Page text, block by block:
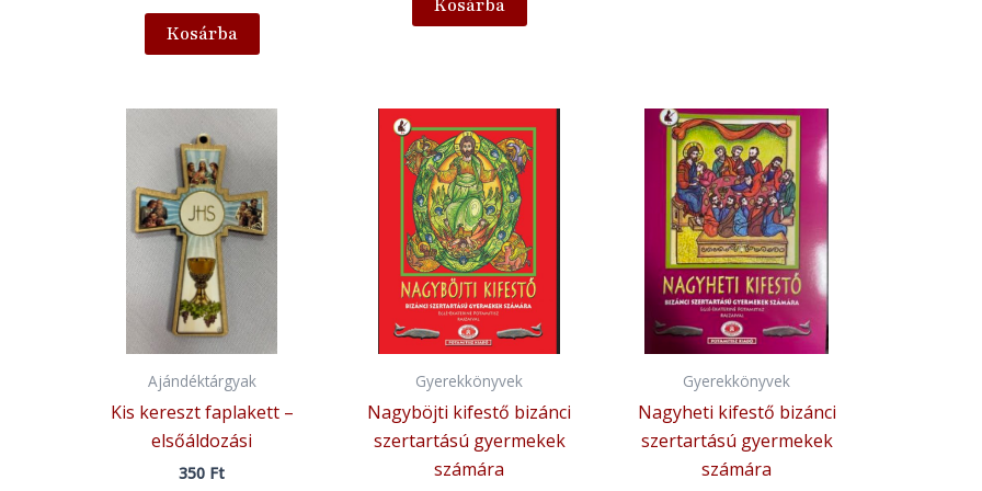
Kosárba
Kosárba
Ajándéktárgyak
Kis kereszt faplakett –
elsőáldozási
350 Ft
Gyerekkönyvek
Nagyböjti kifestő bizánci
szertartású gyermekek
számára
Gyerekkönyvek
Nagyheti kifestő bizánci
szertartású gyermekek
számára